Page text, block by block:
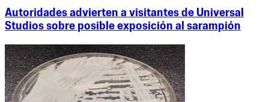
Autoridades advierten a visitantes de Universal
Studios sobre posible exposición al sarampión